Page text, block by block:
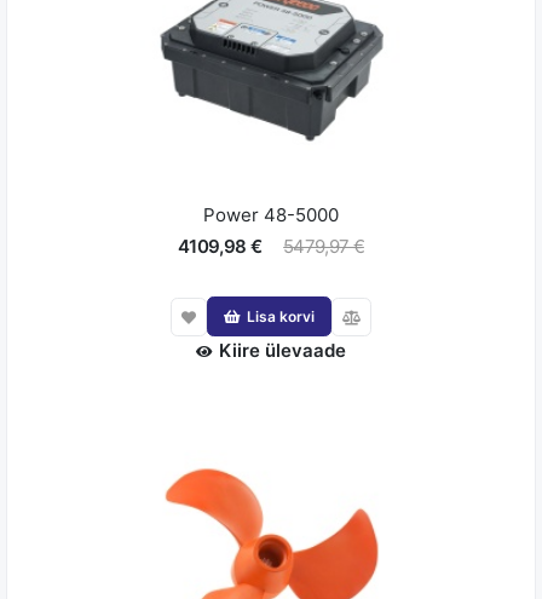
Power 48-5000
4109,98 €
5479,97 €
Lisa korvi
Kiire ülevaade